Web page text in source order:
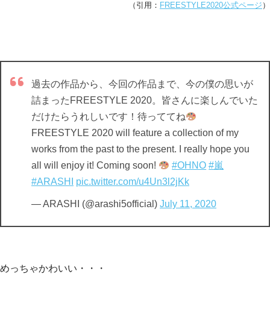
（引用： FREESTYLE2020公式ページ ）
過去の作品から、今回の作品まで、今の僕の思いが
詰まったFREESTYLE 2020。皆さんに楽しんでいた
だけたらうれしいです！待っててね
FREESTYLE 2020 will feature a collection of my
works from the past to the present. I really hope you
all will enjoy it! Coming soon!
#OHNO #嵐
#ARASHI
pic.twitter.com/u4Un3l2jKk
— ARASHI (@arashi5official) July 11, 2020
めっちゃかわいい・・・